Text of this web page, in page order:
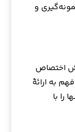
و
اختصاص
به ارائۀ
را با